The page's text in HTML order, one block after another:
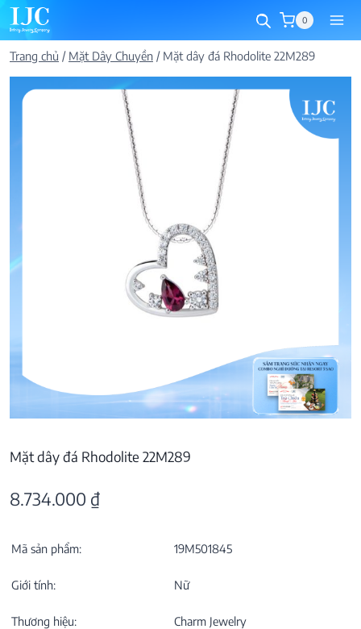
Skip
to
content
0
Trang chủ / Mặt Dây Chuyền / Mặt dây đá Rhodolite 22M289
Mặt dây đá Rhodolite 22M289
8.734.000 ₫
Mã sản phẩm: 19M501845
Giới tính: Nữ
Thương hiệu: Charm Jewelry